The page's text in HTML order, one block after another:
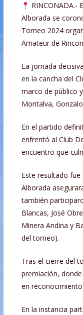
RINCONADA.-
Alborada se
Torneo 2024
Amateur de
La jornada
en la cancha del
marco de público
Montalva,
En el partido
enfrentó al Club
encuentro que
Este resultado
Alborada
también
Blancas, José
Minera Andina y
del torneo).
Tras el cierre del
premiación,
en
En la instancia